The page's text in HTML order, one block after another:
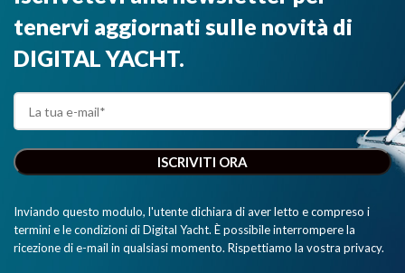
lungo raggio.”
tenervi aggiornati sulle novità di
DIGITAL YACHT.
Inviando questo modulo, l'utente dichiara di aver letto e compreso i
termini e le condizioni di Digital Yacht. È possibile interrompere la
ricezione di e-mail in qualsiasi momento. Rispettiamo la vostra privacy.